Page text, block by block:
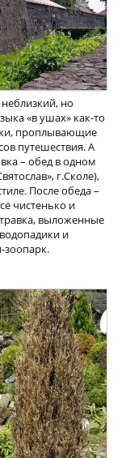
но
«в ушах» как-то
проплывающие
путешествия. А
– обед в одном
г.Сколе),
После обеда –
чистенько и
выложенные
и
зоопарк.